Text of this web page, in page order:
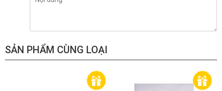
SẢN PHẨM CÙNG LOẠI